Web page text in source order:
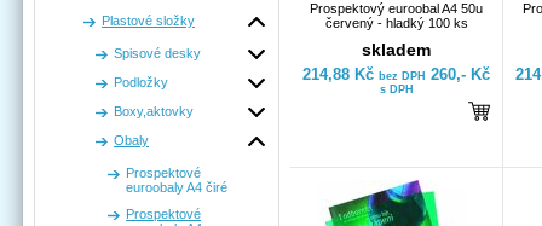
Plastové složky
Spisové desky
Podložky
Boxy,aktovky
Obaly
Prospektové
euroobaly A4 čiré
Prospektové
Prospektový euroobal A4 50u
červený - hladký 100 ks
skladem
214,88 Kč bez DPH 260,- Kč
s DPH